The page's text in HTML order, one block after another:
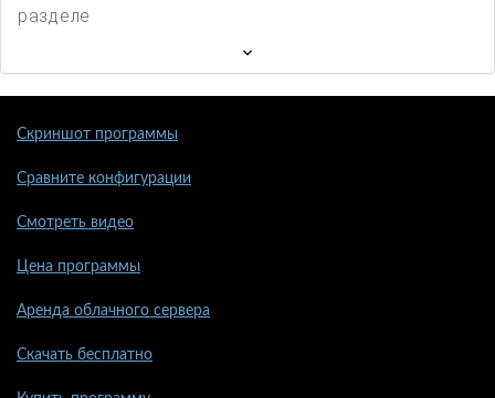
разделе
Скриншот программы
Сравните конфигурации
Смотреть видео
Цена программы
Аренда облачного сервера
Скачать бесплатно